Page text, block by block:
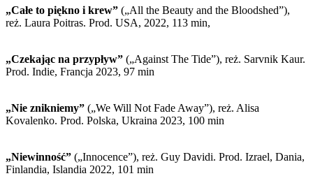
„Całe to piękno i krew” („All the Beauty and the Bloodshed”),
reż. Laura Poitras. Prod. USA, 2022, 113 min,
„Czekając na przypływ” („Against The Tide”), reż. Sarvnik Kaur.
Prod. Indie, Francja 2023, 97 min
„Nie znikniemy” („We Will Not Fade Away”), reż. Alisa
Kovalenko. Prod. Polska, Ukraina 2023, 100 min
„Niewinność” („Innocence”), reż. Guy Davidi. Prod. Izrael, Dania,
Finlandia, Islandia 2022, 101 min